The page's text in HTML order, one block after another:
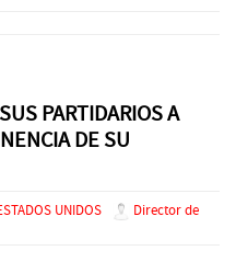
PARTIDARIOS A
DE SU
UNIDOS
Director de